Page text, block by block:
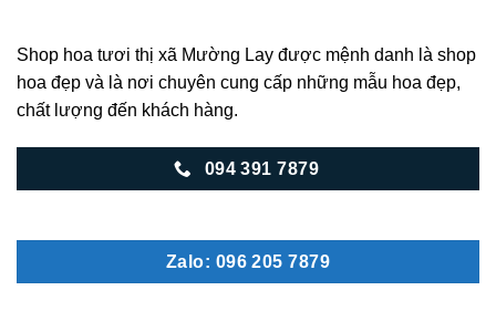
Shop hoa tươi thị xã Mường Lay được mệnh danh là shop
hoa đẹp và là nơi chuyên cung cấp những mẫu hoa đẹp,
chất lượng đến khách hàng.
094 391 7879
Zalo: 096 205 7879